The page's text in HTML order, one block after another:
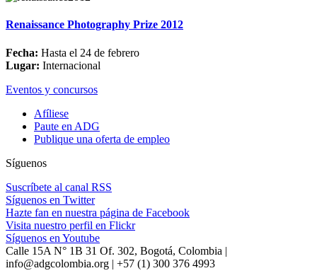
Renaissance Photography Prize 2012
Fecha: Hasta el 24 de febrero
Lugar: Internacional
Eventos y concursos
Afíliese
Paute en ADG
Publique una oferta de empleo
Síguenos
Suscríbete al canal RSS
Síguenos en Twitter
Hazte fan en nuestra página de Facebook
Visita nuestro perfil en Flickr
Síguenos en Youtube
Calle 15A N° 1B 31 Of. 302, Bogotá, Colombia |
info@adgcolombia.org | +57 (1) 300 376 4993